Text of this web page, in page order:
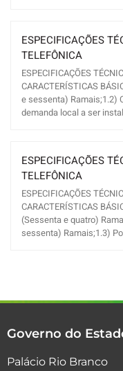
ESPECIFICAÇÕES
TELEFÔNICA
ESPECIFICAÇÕES
CARACTERÍSTICAS
e sessenta) Ramais;1.2)
demanda local a ser
ESPECIFICAÇÕES
TELEFÔNICA
ESPECIFICAÇÕES
CARACTERÍSTICAS
(Sessenta e quatro)
sessenta) Ramais;1.3)
Governo do
Palácio Rio Branco